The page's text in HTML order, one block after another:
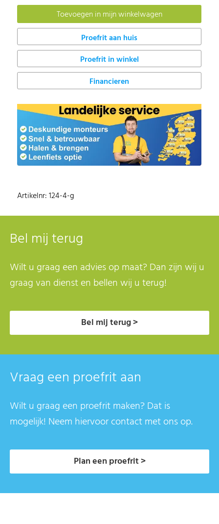
Proefrit in winkel
Financieren
Artikelnr: 124-4-g
Bel mij terug
Wilt u graag een advies op maat? Dan zijn wij u
graag van dienst en bellen wij u terug!
Bel mij terug >
Vraag een proefrit aan
Wilt u graag een proefrit maken? Dat is
mogelijk! Neem hiervoor contact met ons op.
Plan een proefrit >